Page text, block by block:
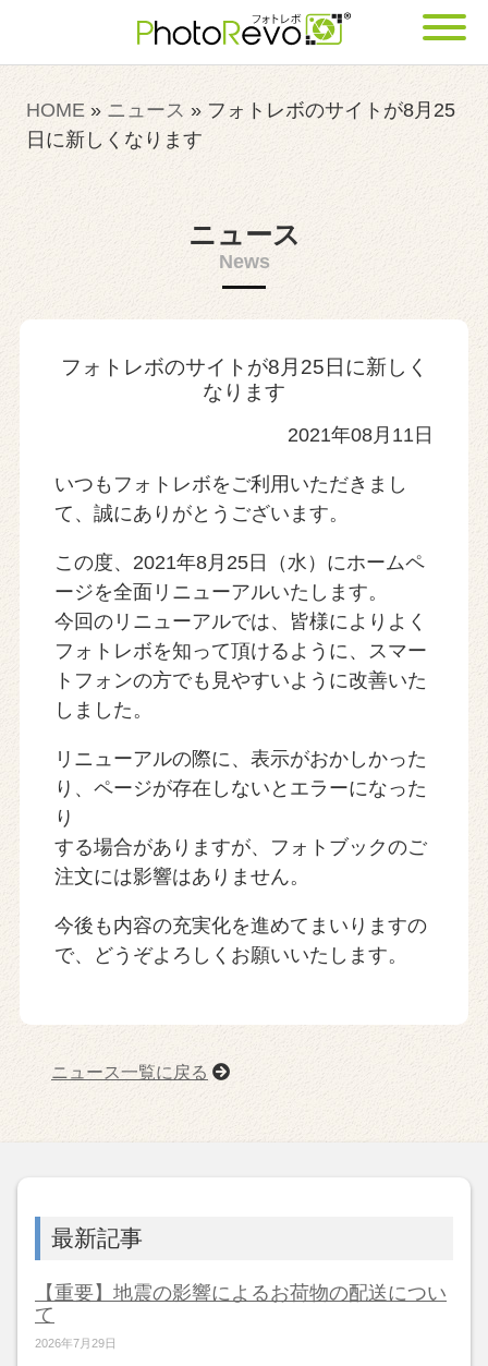
HOME » ニュース » フォトレボのサイトが8月25
日に新しくなります
ニュース
News
フォトレボのサイトが8月25日に新しく
なります
2021年08月11日
いつもフォトレボをご利用いただきまし
て、誠にありがとうございます。
この度、2021年8月25日（水）にホームペ
ージを全面リニューアルいたします。
今回のリニューアルでは、皆様によりよく
フォトレボを知って頂けるように、スマー
トフォンの方でも見やすいように改善いた
しました。
リニューアルの際に、表示がおかしかった
り、ページが存在しないとエラーになった
り
する場合がありますが、フォトブックのご
注文には影響はありません。
今後も内容の充実化を進めてまいりますの
で、どうぞよろしくお願いいたします。
ニュース一覧に戻る
最新記事
【重要】地震の影響によるお荷物の配送につい
て
2026年7月29日